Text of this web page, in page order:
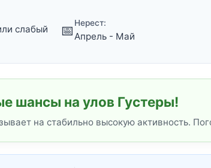
слабый
📅 Нерест:
Апрель - Май
шансы на улов Густеры!
на стабильно высокую активность.